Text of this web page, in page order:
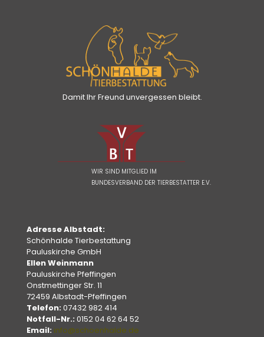
Damit Ihr Freund unvergessen bleibt.
WIR SIND MITGLIED IM
BUNDESVERBAND DER TIERBESTATTER E.V.
Adresse Albstadt:
Schönhalde Tierbestattung
Pauluskirche GmbH
Ellen Weinmann
Pauluskirche Pfeffingen
Onstmettinger Str. 11
72459 Albstadt-Pfeffingen
Telefon: 07432 982 414
Notfall-Nr.: 0152 04 62 64 52
Email: info@schoenhalde.de